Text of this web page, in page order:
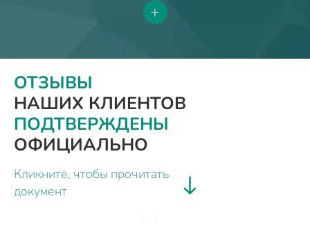
+
ОТЗЫВЫ
НАШИХ КЛИЕНТОВ
ПОДТВЕРЖДЕНЫ
ОФИЦИАЛЬНО
Кликните, чтобы прочитать
документ